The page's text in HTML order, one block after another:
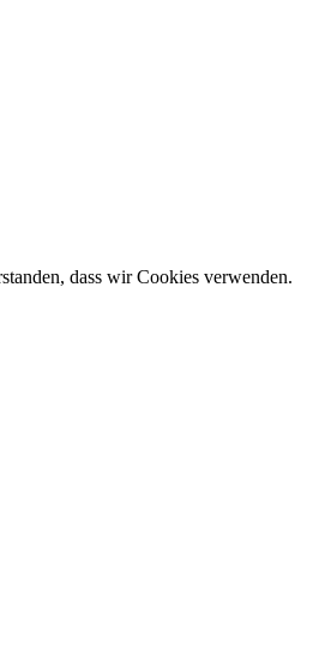
dass wir Cookies verwenden.